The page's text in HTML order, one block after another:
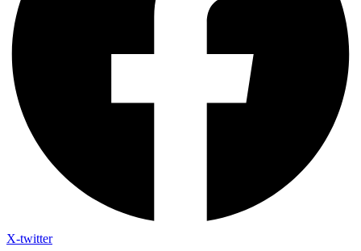
X-twitter